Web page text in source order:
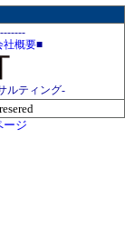
社概要■
ルティング-
ージ